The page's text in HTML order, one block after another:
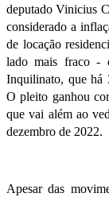
deputado Vinicius
considerado a
de locação
lado mais fraco -
Inquilinato, que há
O pleito ganhou
que vai além ao
dezembro de 2022.
Apesar das